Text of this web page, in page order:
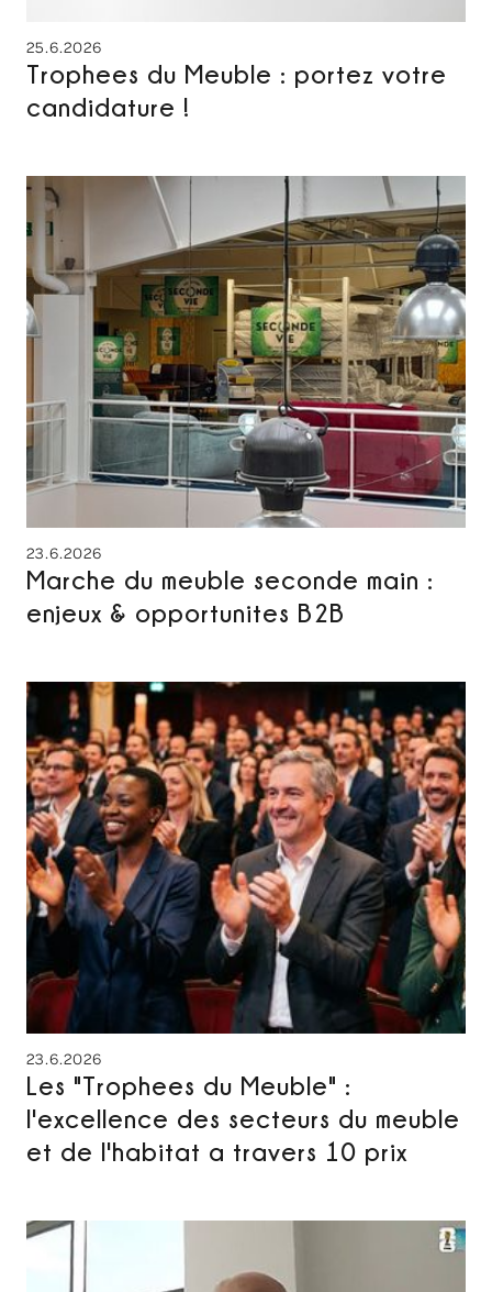
25.6.2026
Trophees du Meuble : portez votre
candidature !
23.6.2026
Marche du meuble seconde main :
enjeux & opportunites B2B
23.6.2026
Les "Trophees du Meuble" :
l'excellence des secteurs du meuble
et de l'habitat a travers 10 prix